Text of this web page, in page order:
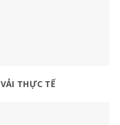
THỰC TẾ